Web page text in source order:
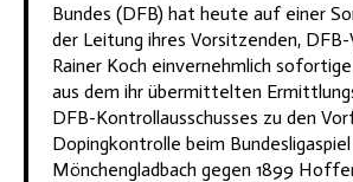
Bundes (DFB) hat heute auf einer
der Leitung ihres Vorsitzenden,
Rainer Koch einvernehmlich
aus dem ihr übermittelten
DFB-Kontrollausschusses zu den
Dopingkontrolle beim
Mönchengladbach gegen 1899